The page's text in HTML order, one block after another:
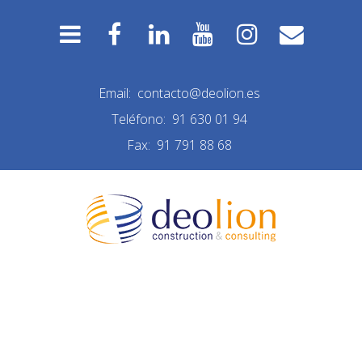
Email: contacto@deolion.es
Teléfono: 91 630 01 94
Fax: 91 791 88 68